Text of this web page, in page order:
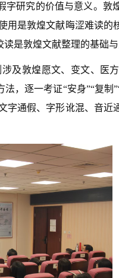
研究的价值与意义。
是敦煌文献晦涩难读
是敦煌文献整理的基础与
及敦煌愿文、变文、医
逐一考证“安身”“复制
通假、字形讹混、音